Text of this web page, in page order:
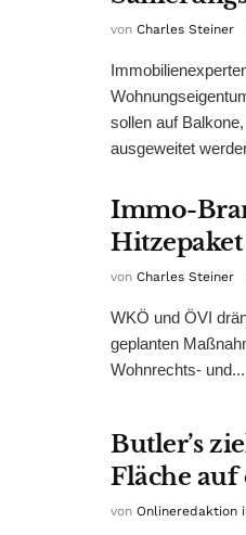
von Charles Steiner
sollen auf
ausgeweitet
Immo-
von Charles Steiner
WKÖ und ÖVI
geplanten
Wohnrechts- und...
Butler’s
Fläche
von Onlineredaktion